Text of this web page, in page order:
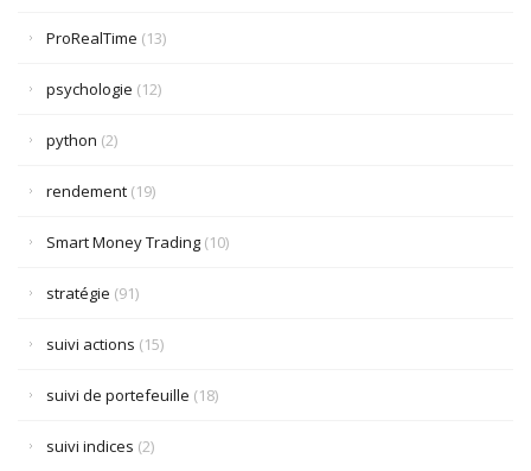
ProRealTime (13)
psychologie (12)
python (2)
rendement (19)
Smart Money Trading (10)
stratégie (91)
suivi actions (15)
suivi de portefeuille (18)
suivi indices (2)